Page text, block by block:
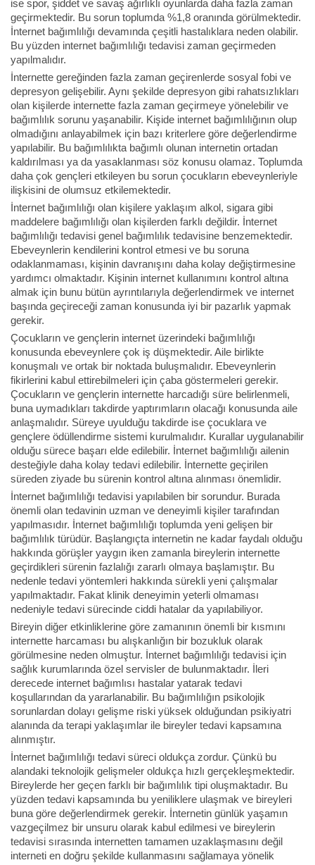
ise spor, şiddet ve savaş ağırlıklı oyunlarda daha fazla zaman
geçirmektedir. Bu sorun toplumda %1,8 oranında görülmektedir.
İnternet bağımlılığı devamında çeşitli hastalıklara neden olabilir.
Bu yüzden internet bağımlılığı tedavisi zaman geçirmeden
yapılmalıdır.
İnternette gereğinden fazla zaman geçirenlerde sosyal fobi ve
depresyon gelişebilir. Aynı şekilde depresyon gibi rahatsızlıkları
olan kişilerde internette fazla zaman geçirmeye yönelebilir ve
bağımlılık sorunu yaşanabilir. Kişide internet bağımlılığının olup
olmadığını anlayabilmek için bazı kriterlere göre değerlendirme
yapılabilir. Bu bağımlılıkta bağımlı olunan internetin ortadan
kaldırılması ya da yasaklanması söz konusu olamaz. Toplumda
daha çok gençleri etkileyen bu sorun çocukların ebeveynleriyle
ilişkisini de olumsuz etkilemektedir.
İnternet bağımlılığı olan kişilere yaklaşım alkol, sigara gibi
maddelere bağımlılığı olan kişilerden farklı değildir. İnternet
bağımlılığı tedavisi genel bağımlılık tedavisine benzemektedir.
Ebeveynlerin kendilerini kontrol etmesi ve bu soruna
odaklanmaması, kişinin davranışını daha kolay değiştirmesine
yardımcı olmaktadır. Kişinin internet kullanımını kontrol altına
almak için bunu bütün ayrıntılarıyla değerlendirmek ve internet
başında geçireceği zaman konusunda iyi bir pazarlık yapmak
gerekir.
Çocukların ve gençlerin internet üzerindeki bağımlılığı
konusunda ebeveynlere çok iş düşmektedir. Aile birlikte
konuşmalı ve ortak bir noktada buluşmalıdır. Ebeveynlerin
fikirlerini kabul ettirebilmeleri için çaba göstermeleri gerekir.
Çocukların ve gençlerin internette harcadığı süre belirlenmeli,
buna uymadıkları takdirde yaptırımların olacağı konusunda aile
anlaşmalıdır. Süreye uyulduğu takdirde ise çocuklara ve
gençlere ödüllendirme sistemi kurulmalıdır. Kurallar uygulanabilir
olduğu sürece başarı elde edilebilir. İnternet bağımlılığı ailenin
desteğiyle daha kolay tedavi edilebilir. İnternette geçirilen
süreden ziyade bu sürenin kontrol altına alınması önemlidir.
İnternet bağımlılığı tedavisi yapılabilen bir sorundur. Burada
önemli olan tedavinin uzman ve deneyimli kişiler tarafından
yapılmasıdır. İnternet bağımlılığı toplumda yeni gelişen bir
bağımlılık türüdür. Başlangıçta internetin ne kadar faydalı olduğu
hakkında görüşler yaygın iken zamanla bireylerin internette
geçirdikleri sürenin fazlalığı zararlı olmaya başlamıştır. Bu
nedenle tedavi yöntemleri hakkında sürekli yeni çalışmalar
yapılmaktadır. Fakat klinik deneyimin yeterli olmaması
nedeniyle tedavi sürecinde ciddi hatalar da yapılabiliyor.
Bireyin diğer etkinliklerine göre zamanının önemli bir kısmını
internette harcaması bu alışkanlığın bir bozukluk olarak
görülmesine neden olmuştur. İnternet bağımlılığı tedavisi için
sağlık kurumlarında özel servisler de bulunmaktadır. İleri
derecede internet bağımlısı hastalar yatarak tedavi
koşullarından da yararlanabilir. Bu bağımlılığın psikolojik
sorunlardan dolayı gelişme riski yüksek olduğundan psikiyatri
alanında da terapi yaklaşımlar ile bireyler tedavi kapsamına
alınmıştır.
İnternet bağımlılığı tedavi süreci oldukça zordur. Çünkü bu
alandaki teknolojik gelişmeler oldukça hızlı gerçekleşmektedir.
Bireylerde her geçen farklı bir bağımlılık tipi oluşmaktadır. Bu
yüzden tedavi kapsamında bu yeniliklere ulaşmak ve bireyleri
buna göre değerlendirmek gerekir. İnternetin günlük yaşamın
vazgeçilmez bir unsuru olarak kabul edilmesi ve bireylerin
tedavisi sırasında internetten tamamen uzaklaşmasını değil
interneti en doğru şekilde kullanmasını sağlamaya yönelik